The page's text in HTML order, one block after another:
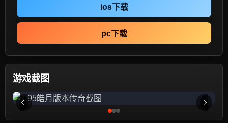
ios下载
pc下载
游戏截图